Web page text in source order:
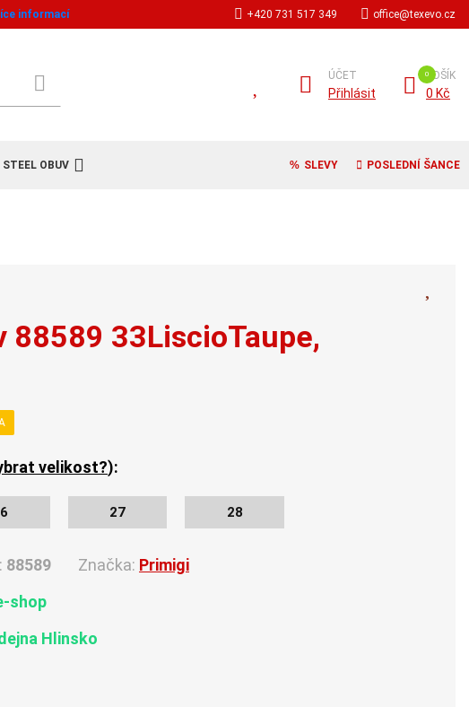
informací +420 731 517 349 office@texevo.cz
ÚČET
Přihlásit
KOŠÍK
0 Kč
STEEL OBUV SLEVY POSLEDNÍ ŠANCE
88589 33LiscioTaupe,
velikost?):
27 28
88589 Značka: Primigi
shop
Hlinsko